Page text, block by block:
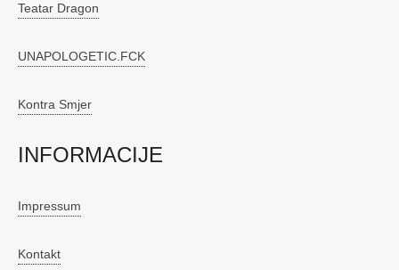
Teatar Dragon
UNAPOLOGETIC.FCK
Kontra Smjer
INFORMACIJE
Impressum
Kontakt